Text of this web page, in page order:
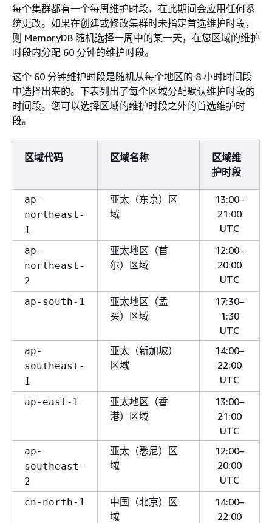
每个集群都有一个每周维护时段，在此期间会应用任何系
统更改。如果在创建或修改集群时未指定首选维护时段，
则 MemoryDB 随机选择一周中的某一天，在您区域的维护
时段内分配 60 分钟的维护时段。
这个 60 分钟维护时段是随机从每个地区的 8 小时时间段
中选择出来的。下表列出了每个区域分配默认维护时段的
时间段。您可以选择区域的维护时段之外的首选维护时
段。
区域代码 区域名称
区域维
护时段
ap-
northeast-
1
亚太（东京）区
域
13:00–
21:00
UTC
ap-
northeast-
2
亚太地区（首
尔）区域
12:00–
20:00
UTC
ap-south-1
亚太地区（孟
买）区域
17:30–
1:30
UTC
ap-
southeast-
1
亚太（新加坡）
区域
14:00–
22:00
UTC
ap-east-1
亚太地区（香
港）区域
13:00–
21:00
UTC
ap-
southeast-
2
亚太（悉尼）区
域
12:00–
20:00
UTC
cn-north-1
中国（北京）区
域
14:00–
22:00